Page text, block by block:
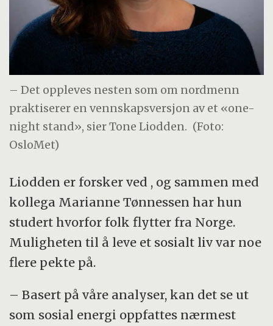
– Det oppleves nesten som om nordmenn
praktiserer en vennskapsversjon av et «one-
night stand», sier Tone Liodden. (Foto:
OsloMet)
Liodden er forsker ved , og sammen med
kollega Marianne Tønnessen har hun
studert hvorfor folk flytter fra Norge.
Muligheten til å leve et sosialt liv var noe
flere pekte på.
– Basert på våre analyser, kan det se ut
som sosial energi oppfattes nærmest